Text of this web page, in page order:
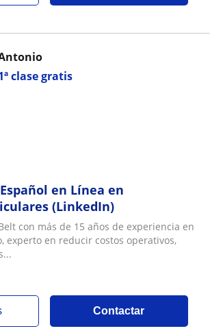
clase gratis
en Línea en
(LinkedIn)
con más de 15 años de experiencia en
experto en reducir costos operativos,
Contactar